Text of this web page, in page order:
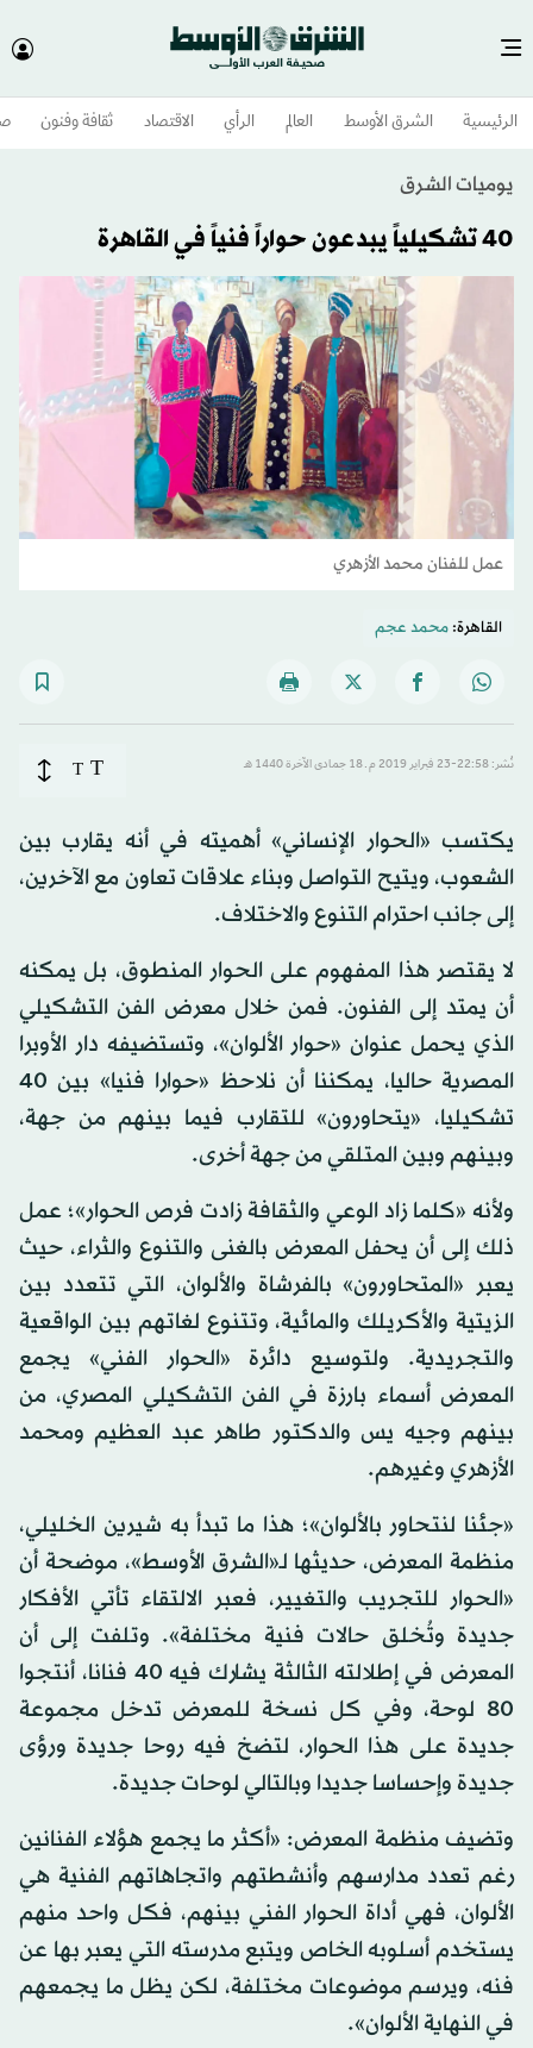
الرئيسية الشرق الأوسط​ العالم الرأي الاقتصاد ثقافة وفنون
يوميات الشرق
40 تشكيلياً يبدعون حواراً فنياً في القاهرة
عمل للفنان محمد الأزهري
القاهرة:محمد عجم
نُشر: 22:58-23 فبراير 2019 م ـ 18 جمادى الآخرة 1440 هـ T
T
يكتسب «الحوار الإنساني» أهميته في أنه يقارب بين
الشعوب، ويتيح التواصل وبناء علاقات تعاون مع الآخرين،
إلى جانب احترام التنوع والاختلاف.
لا يقتصر هذا المفهوم على الحوار المنطوق، بل يمكنه
أن يمتد إلى الفنون. فمن خلال معرض الفن التشكيلي
الذي يحمل عنوان «حوار الألوان»، وتستضيفه دار الأوبرا
المصرية حاليا، يمكننا أن نلاحظ «حوارا فنيا» بين 40
تشكيليا، «يتحاورون» للتقارب فيما بينهم من جهة،
وبينهم وبين المتلقي من جهة أخرى.
ولأنه «كلما زاد الوعي والثقافة زادت فرص الحوار»؛ عمل
ذلك إلى أن يحفل المعرض بالغنى والتنوع والثراء، حيث
يعبر «المتحاورون» بالفرشاة والألوان، التي تتعدد بين
الزيتية والأكريلك والمائية، وتتنوع لغاتهم بين الواقعية
والتجريدية. ولتوسيع دائرة «الحوار الفني» يجمع
المعرض أسماء بارزة في الفن التشكيلي المصري، من
بينهم وجيه يس والدكتور طاهر عبد العظيم ومحمد
الأزهري وغيرهم.
«جئنا لنتحاور بالألوان»؛ هذا ما تبدأ به شيرين الخليلي،
منظمة المعرض، حديثها لـ«الشرق الأوسط»، موضحة أن
«الحوار للتجريب والتغيير، فعبر الالتقاء تأتي الأفكار
جديدة وتُخلق حالات فنية مختلفة». وتلفت إلى أن
المعرض في إطلالته الثالثة يشارك فيه 40 فنانا، أنتجوا
80 لوحة، وفي كل نسخة للمعرض تدخل مجموعة
جديدة على هذا الحوار، لتضخ فيه روحا جديدة ورؤى
جديدة وإحساسا جديدا وبالتالي لوحات جديدة.
وتضيف منظمة المعرض: «أكثر ما يجمع هؤلاء الفنانين
رغم تعدد مدارسهم وأنشطتهم واتجاهاتهم الفنية هي
الألوان، فهي أداة الحوار الفني بينهم، فكل واحد منهم
يستخدم أسلوبه الخاص ويتبع مدرسته التي يعبر بها عن
فنه، ويرسم موضوعات مختلفة، لكن يظل ما يجمعهم
في النهاية الألوان».